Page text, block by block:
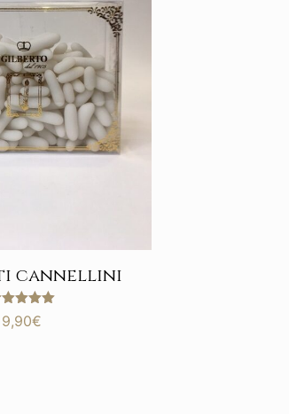
cannellini
Valutato
5.00
9,90€